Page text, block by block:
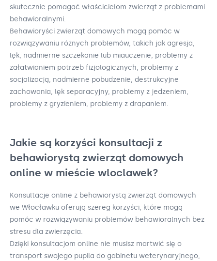
skutecznie pomagać właścicielom zwierząt z problemami
behawioralnymi.
Behawioryści zwierząt domowych mogą pomóc w
rozwiązywaniu różnych problemów, takich jak agresja,
lęk, nadmierne szczekanie lub miauczenie, problemy z
załatwianiem potrzeb fizjologicznych, problemy z
socjalizacją, nadmierne pobudzenie, destrukcyjne
zachowania, lęk separacyjny, problemy z jedzeniem,
problemy z gryzieniem, problemy z drapaniem.
Jakie są korzyści konsultacji z
behawiorystą zwierząt domowych
online w mieście wloclawek?
Konsultacje online z behawiorystą zwierząt domowych
we Włocławku oferują szereg korzyści, które mogą
pomóc w rozwiązywaniu problemów behawioralnych bez
stresu dla zwierzęcia.
Dzięki konsultacjom online nie musisz martwić się o
transport swojego pupila do gabinetu weterynaryjnego,